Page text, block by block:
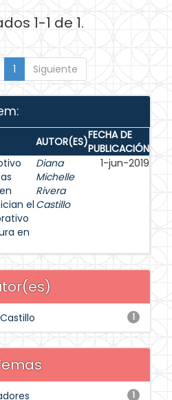
1-1 de 1.
1 Siguiente
AUTOR(ES)FECHA DE
PUBLICACIÓN
el
en
Diana
Michelle
Rivera
Castillo
1-jun-2019
1
1